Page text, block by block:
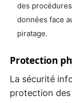
des
données face
piratage.
Protection
La sécurité
protection